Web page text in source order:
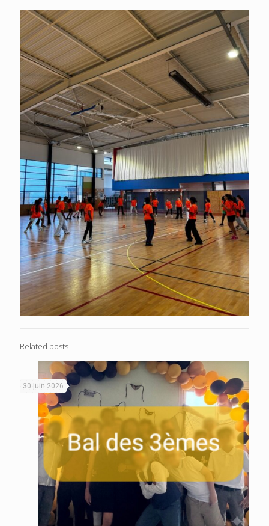
Related posts
30 juin 2026